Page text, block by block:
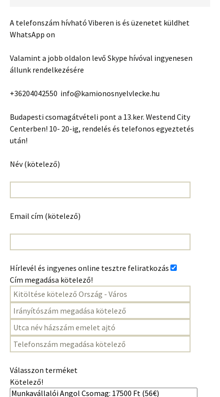
A telefonszám hívható Viberen is és üzenetet küldhet
WhatsApp on
Valamint a jobb oldalon levő Skype hívóval ingyenesen
állunk rendelkezésére
+36204042550 info@kamionosnyelvlecke.hu
Budapesti csomagátvételi pont a 13.ker. Westend City
Centerben! 10- 20-ig, rendelés és telefonos egyeztetés
után!
Név (kötelező)
Email cím (kötelező)
Hírlevél és ingyenes online tesztre feliratkozás
Cím megadása kötelező!
Válasszon terméket
Kötelező!